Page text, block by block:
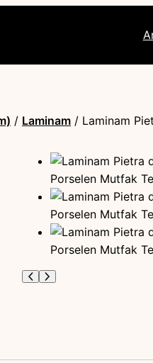
/ Laminam / Laminam